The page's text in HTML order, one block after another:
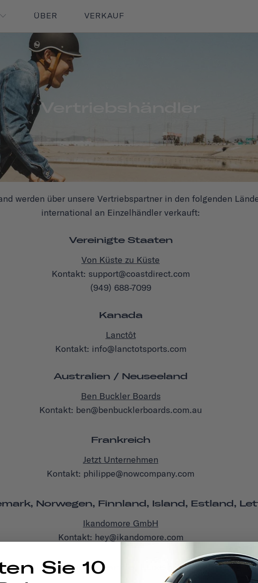
ÜBER VERKAUF
Vertriebshändler
werden über unsere Vertriebspartner in den folgenden
international an Einzelhändler verkauft:
Vereinigte Staaten
Von Küste zu Küste
Kontakt: support@coastdirect.com
(949) 688-7099
Kanada
Lanctôt
Kontakt: info@lanctotsports.com
Australien / Neuseeland
Ben Buckler Boards
Kontakt: ben@benbucklerboards.com.au
Frankreich
Jetzt Unternehmen
Kontakt: philippe@nowcompany.com
Norwegen, Finnland, Island, Estland,
Ikandomore GmbH
Kontakt: hey@ikandomore.com
Belgien, Niederlande, Luxemburg, Polen,
Sie 10